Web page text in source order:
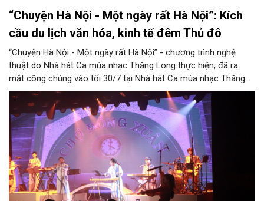
“Chuyện Hà Nội - Một ngày rất Hà Nội”: Kích
cầu du lịch văn hóa, kinh tế đêm Thủ đô
“Chuyện Hà Nội - Một ngày rất Hà Nội” - chương trình nghệ
thuật do Nhà hát Ca múa nhạc Thăng Long thực hiện, đã ra
mắt công chúng vào tối 30/7 tại Nhà hát Ca múa nhạc Thăng
Long (số 31 - 33 phố Lương Văn Can, phường Hoàn Kiếm).